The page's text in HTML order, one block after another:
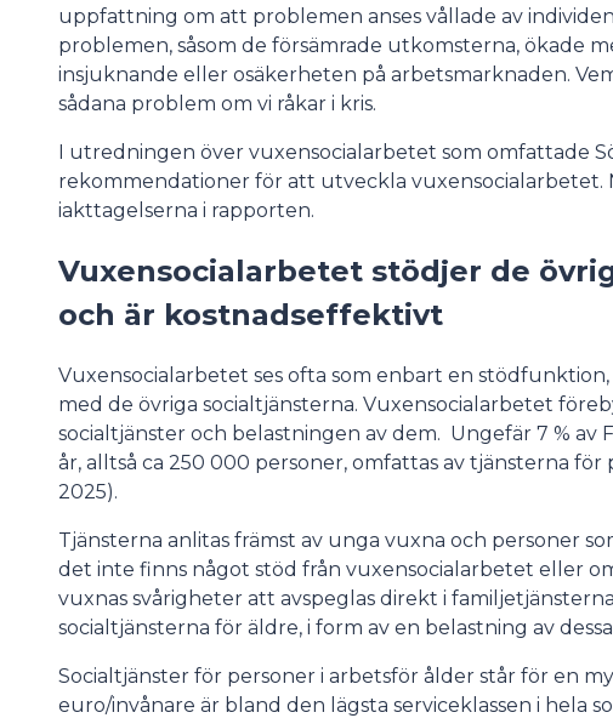
uppfattning om att problemen anses vållade av
problemen, såsom de försämrade utkomsterna, ökade
insjuknande eller osäkerheten på arbetsmarknaden.
sådana problem om vi råkar i kris.
I utredningen över vuxensocialarbetet som omfattade
rekommendationer för att utveckla vuxensocialarbetet.
iakttagelserna i rapporten.
Vuxensocialarbetet stödjer de
och är kostnadseffektivt
Vuxensocialarbetet ses ofta som enbart en
med de övriga socialtjänsterna. Vuxensocialarbetet
socialtjänster och belastningen av dem. Ungefär 7 % av
år, alltså ca 250 000 personer, omfattas av tjänsterna
2025).
Tjänsterna anlitas främst av unga vuxna och personer
det inte finns något stöd från vuxensocialarbetet eller
vuxnas svårigheter att avspeglas direkt i
socialtjänsterna för äldre, i form av en belastning av
Socialtjänster för personer i arbetsför ålder står för en
euro/invånare är bland den lägsta serviceklassen i hela